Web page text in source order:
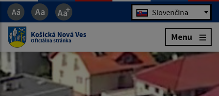
Jazyk Slovenčina
Košická Nová Ves
Oficiálna stránka Menu